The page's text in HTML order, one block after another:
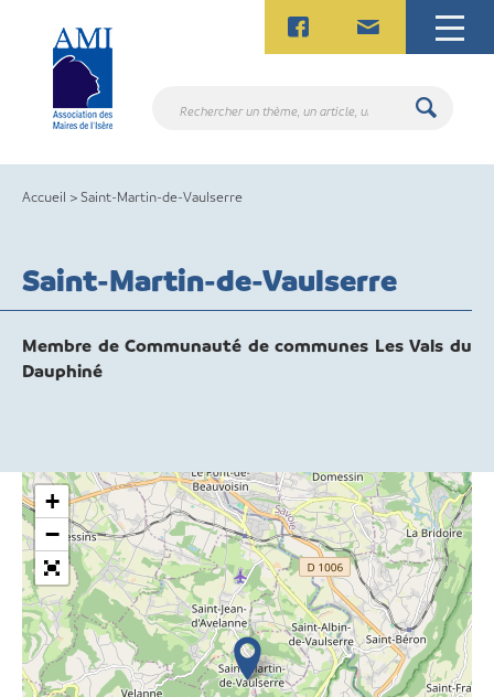
content
Rechercher
article,
Accueil >Saint-Martin-de-Vaulserre
Saint-Martin-de-Vaulserre
Membre de Communauté de communes Les Vals du
Dauphiné
+
−